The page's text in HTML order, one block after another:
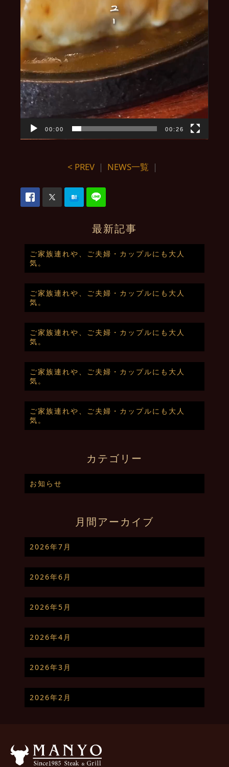
00:00 00:26
< PREV ｜ NEWS一覧 ｜
最新記事
ご家族連れや、ご夫婦・カップルにも大人
気。
ご家族連れや、ご夫婦・カップルにも大人
気。
ご家族連れや、ご夫婦・カップルにも大人
気。
ご家族連れや、ご夫婦・カップルにも大人
気。
ご家族連れや、ご夫婦・カップルにも大人
気。
カテゴリー
お知らせ
月間アーカイブ
2026年7月
2026年6月
2026年5月
2026年4月
2026年3月
2026年2月